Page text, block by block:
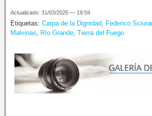
Actualizado: 31/03/2025 — 19:59
Etiquetas: Carpa de la Dignidad Federico
Malvinas
Río Grande Tierra del Fuego